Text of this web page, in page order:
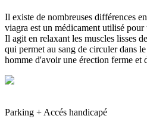
Il existe de nombreuses différences
viagra est un médicament utilisé
Il agit en relaxant les muscles lisses
qui permet au sang de circuler dans
homme d'avoir une érection ferme et
Parking + Accés handicapé